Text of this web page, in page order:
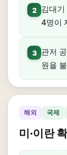
2
김대
4명이
3
관저
원을
해외 국제
미·이란